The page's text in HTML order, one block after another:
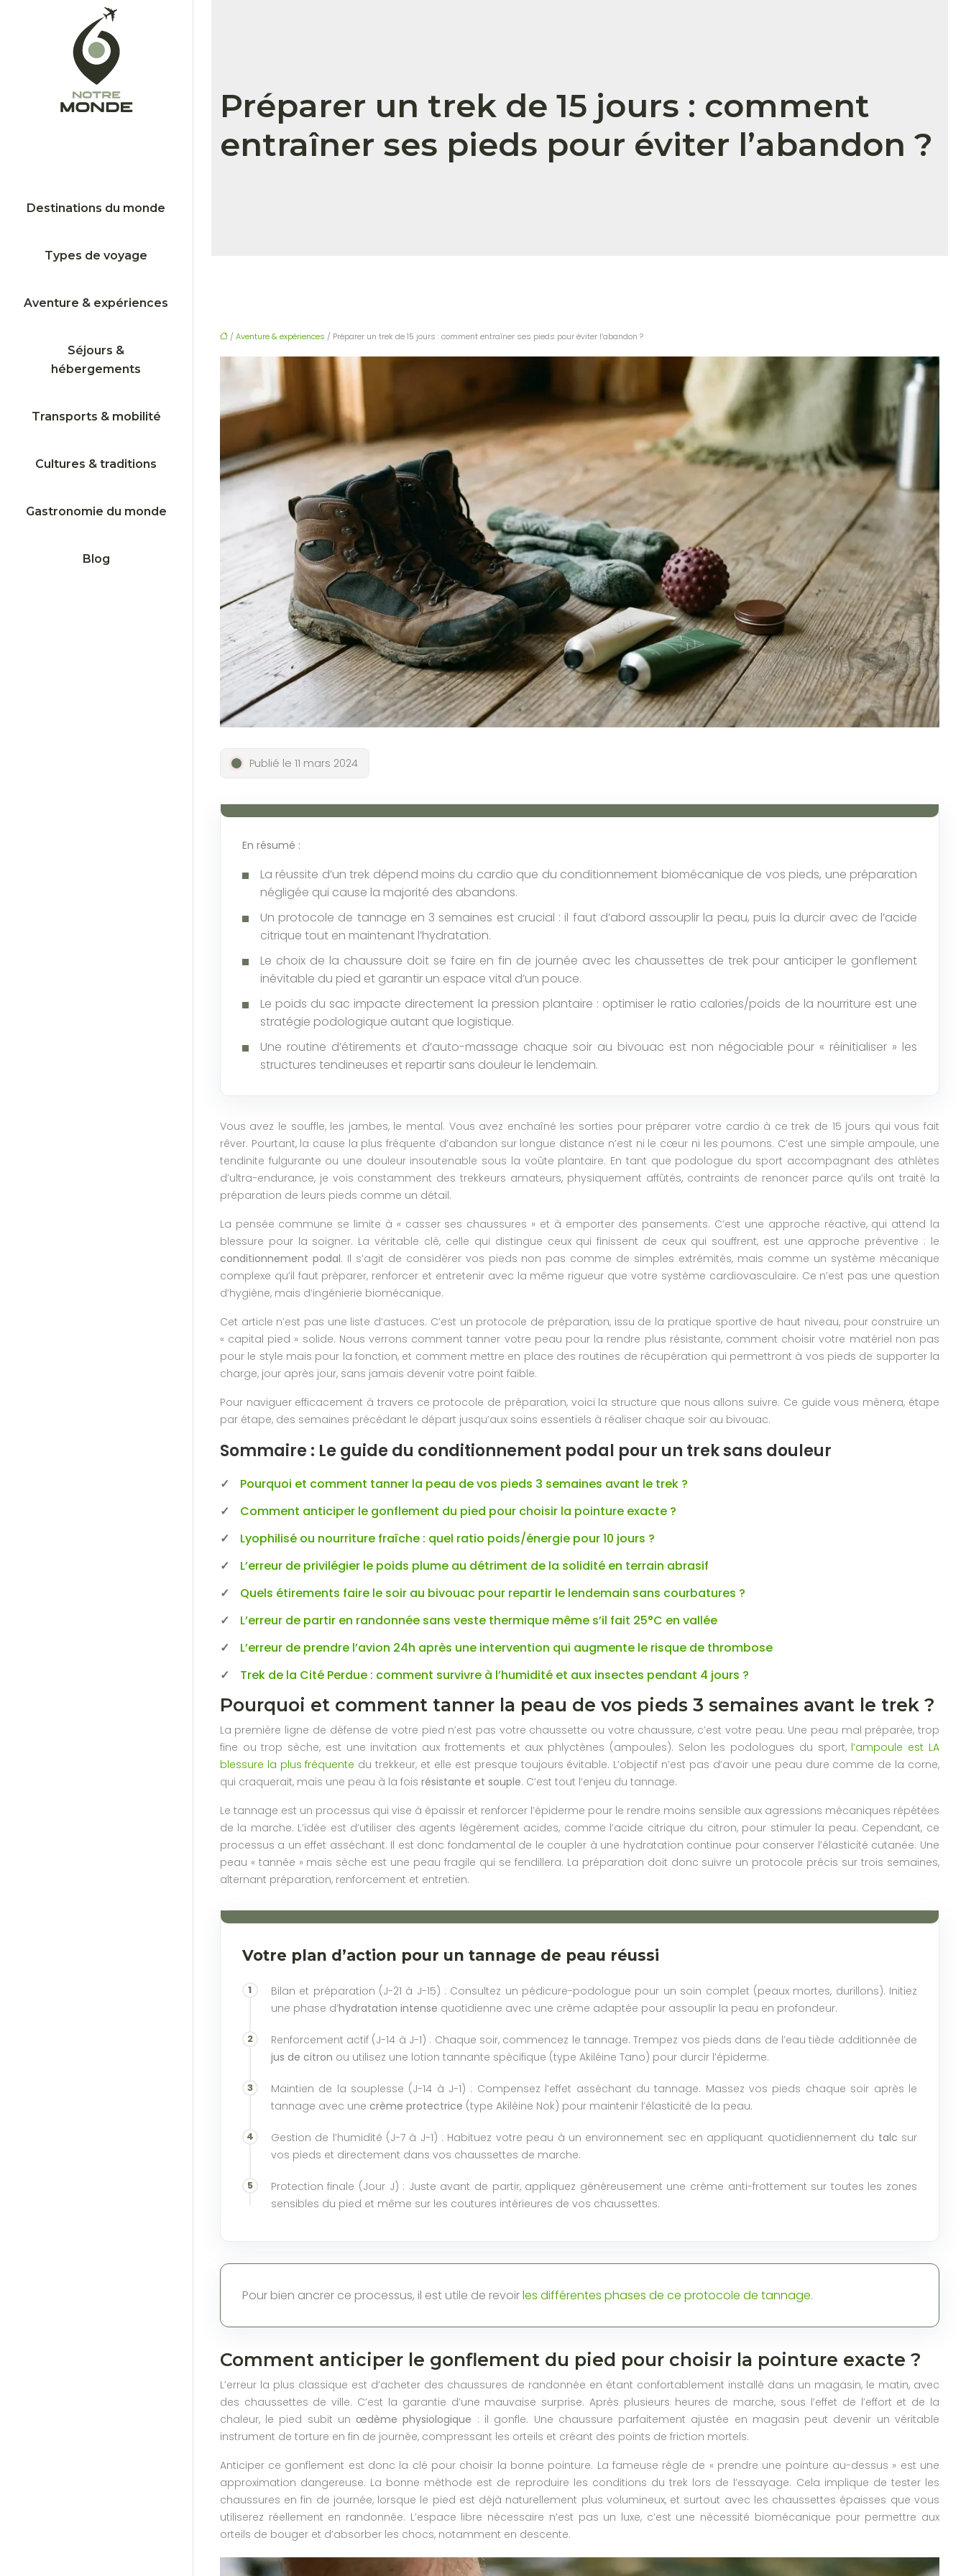
Destinations du monde
Types de voyage
Aventure & expériences
Séjours &
hébergements
Transports & mobilité
Cultures & traditions
Gastronomie du monde
Blog
Préparer un trek de 15 jours : comment
entraîner ses pieds pour éviter l’abandon ?
/ Aventure & expériences / Préparer un trek de 15 jours : comment entraîner ses pieds pour éviter l’abandon ?
Publié le 11 mars 2024
En résumé :
La réussite d’un trek dépend moins du cardio que du conditionnement biomécanique de vos pieds, une préparation
négligée qui cause la majorité des abandons.
Un protocole de tannage en 3 semaines est crucial : il faut d’abord assouplir la peau, puis la durcir avec de l’acide
citrique tout en maintenant l’hydratation.
Le choix de la chaussure doit se faire en fin de journée avec les chaussettes de trek pour anticiper le gonflement
inévitable du pied et garantir un espace vital d’un pouce.
Le poids du sac impacte directement la pression plantaire : optimiser le ratio calories/poids de la nourriture est une
stratégie podologique autant que logistique.
Une routine d’étirements et d’auto-massage chaque soir au bivouac est non négociable pour « réinitialiser » les
structures tendineuses et repartir sans douleur le lendemain.
Vous avez le souffle, les jambes, le mental. Vous avez enchaîné les sorties pour préparer votre cardio à ce trek de 15 jours qui vous fait
rêver. Pourtant, la cause la plus fréquente d’abandon sur longue distance n’est ni le cœur ni les poumons. C’est une simple ampoule, une
tendinite fulgurante ou une douleur insoutenable sous la voûte plantaire. En tant que podologue du sport accompagnant des athlètes
d’ultra-endurance, je vois constamment des trekkeurs amateurs, physiquement affûtés, contraints de renoncer parce qu’ils ont traité la
préparation de leurs pieds comme un détail.
La pensée commune se limite à « casser ses chaussures » et à emporter des pansements. C’est une approche réactive, qui attend la
blessure pour la soigner. La véritable clé, celle qui distingue ceux qui finissent de ceux qui souffrent, est une approche préventive : le
conditionnement podal. Il s’agit de considérer vos pieds non pas comme de simples extrémités, mais comme un système mécanique
complexe qu’il faut préparer, renforcer et entretenir avec la même rigueur que votre système cardiovasculaire. Ce n’est pas une question
d’hygiène, mais d’ingénierie biomécanique.
Cet article n’est pas une liste d’astuces. C’est un protocole de préparation, issu de la pratique sportive de haut niveau, pour construire un
« capital pied » solide. Nous verrons comment tanner votre peau pour la rendre plus résistante, comment choisir votre matériel non pas
pour le style mais pour la fonction, et comment mettre en place des routines de récupération qui permettront à vos pieds de supporter la
charge, jour après jour, sans jamais devenir votre point faible.
Pour naviguer efficacement à travers ce protocole de préparation, voici la structure que nous allons suivre. Ce guide vous mènera, étape
par étape, des semaines précédant le départ jusqu’aux soins essentiels à réaliser chaque soir au bivouac.
Sommaire : Le guide du conditionnement podal pour un trek sans douleur
Pourquoi et comment tanner la peau de vos pieds 3 semaines avant le trek ?
Comment anticiper le gonflement du pied pour choisir la pointure exacte ?
Lyophilisé ou nourriture fraîche : quel ratio poids/énergie pour 10 jours ?
L’erreur de privilégier le poids plume au détriment de la solidité en terrain abrasif
Quels étirements faire le soir au bivouac pour repartir le lendemain sans courbatures ?
L’erreur de partir en randonnée sans veste thermique même s’il fait 25°C en vallée
L’erreur de prendre l’avion 24h après une intervention qui augmente le risque de thrombose
Trek de la Cité Perdue : comment survivre à l’humidité et aux insectes pendant 4 jours ?
Pourquoi et comment tanner la peau de vos pieds 3 semaines avant le trek ?
La première ligne de défense de votre pied n’est pas votre chaussette ou votre chaussure, c’est votre peau. Une peau mal préparée, trop
fine ou trop sèche, est une invitation aux frottements et aux phlyctènes (ampoules). Selon les podologues du sport, l’ampoule est LA
blessure la plus fréquente du trekkeur, et elle est presque toujours évitable. L’objectif n’est pas d’avoir une peau dure comme de la corne,
qui craquerait, mais une peau à la fois résistante et souple. C’est tout l’enjeu du tannage.
Le tannage est un processus qui vise à épaissir et renforcer l’épiderme pour le rendre moins sensible aux agressions mécaniques répétées
de la marche. L’idée est d’utiliser des agents légèrement acides, comme l’acide citrique du citron, pour stimuler la peau. Cependant, ce
processus a un effet asséchant. Il est donc fondamental de le coupler à une hydratation continue pour conserver l’élasticité cutanée. Une
peau « tannée » mais sèche est une peau fragile qui se fendillera. La préparation doit donc suivre un protocole précis sur trois semaines,
alternant préparation, renforcement et entretien.
Votre plan d’action pour un tannage de peau réussi
Bilan et préparation (J-21 à J-15) : Consultez un pédicure-podologue pour un soin complet (peaux mortes, durillons). Initiez
une phase d’hydratation intense quotidienne avec une crème adaptée pour assouplir la peau en profondeur.
Renforcement actif (J-14 à J-1) : Chaque soir, commencez le tannage. Trempez vos pieds dans de l’eau tiède additionnée de
jus de citron ou utilisez une lotion tannante spécifique (type Akiléine Tano) pour durcir l’épiderme.
Maintien de la souplesse (J-14 à J-1) : Compensez l’effet asséchant du tannage. Massez vos pieds chaque soir après le
tannage avec une crème protectrice (type Akiléine Nok) pour maintenir l’élasticité de la peau.
Gestion de l’humidité (J-7 à J-1) : Habituez votre peau à un environnement sec en appliquant quotidiennement du talc sur
vos pieds et directement dans vos chaussettes de marche.
Protection finale (Jour J) : Juste avant de partir, appliquez généreusement une crème anti-frottement sur toutes les zones
sensibles du pied et même sur les coutures intérieures de vos chaussettes.
Pour bien ancrer ce processus, il est utile de revoirles différentes phases de ce protocole de tannage.
Comment anticiper le gonflement du pied pour choisir la pointure exacte ?
L’erreur la plus classique est d’acheter des chaussures de randonnée en étant confortablement installé dans un magasin, le matin, avec
des chaussettes de ville. C’est la garantie d’une mauvaise surprise. Après plusieurs heures de marche, sous l’effet de l’effort et de la
chaleur, le pied subit unœdème physiologique : il gonfle. Une chaussure parfaitement ajustée en magasin peut devenir un véritable
instrument de torture en fin de journée, compressant les orteils et créant des points de friction mortels.
Anticiper ce gonflement est donc la clé pour choisir la bonne pointure. La fameuse règle de « prendre une pointure au-dessus » est une
approximation dangereuse. La bonne méthode est de reproduire les conditions du trek lors de l’essayage. Cela implique de tester les
chaussures en fin de journée, lorsque le pied est déjà naturellement plus volumineux, et surtout avec les chaussettes épaisses que vous
utiliserez réellement en randonnée. L’espace libre nécessaire n’est pas un luxe, c’est une nécessité biomécanique pour permettre aux
orteils de bouger et d’absorber les chocs, notamment en descente.